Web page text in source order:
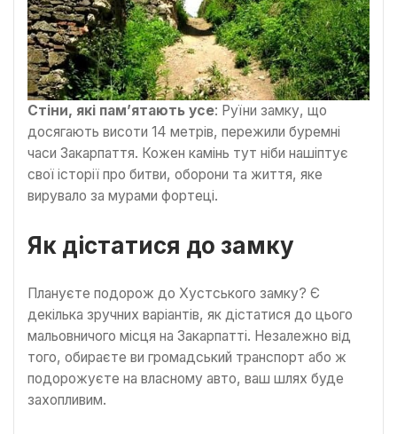
Стіни, які пам’ятають усе: Руїни замку, що
досягають висоти 14 метрів, пережили буремні
часи Закарпаття. Кожен камінь тут ніби нашіптує
свої історії про битви, оборони та життя, яке
вирувало за мурами фортеці.
Як дістатися до замку
Плануєте подорож до Хустського замку? Є
декілька зручних варіантів, як дістатися до цього
мальовничого місця на Закарпатті. Незалежно від
того, обираєте ви громадський транспорт або ж
подорожуєте на власному авто, ваш шлях буде
захопливим.